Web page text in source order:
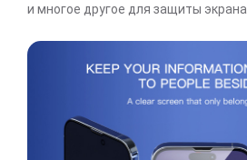
и многое другое для защиты экрана.